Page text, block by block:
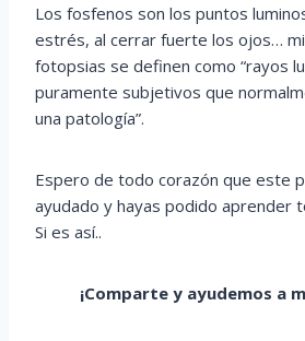
Los fosfenos son los puntos
estrés, al cerrar fuerte los ojos…
fotopsias se definen como “rayos
puramente subjetivos que
una patología”.
Espero de todo corazón que este
ayudado y hayas podido aprender
Si es así..
¡Comparte y ayudemos a